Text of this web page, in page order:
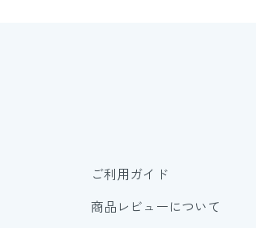
ご利用ガイド
商品レビューについて